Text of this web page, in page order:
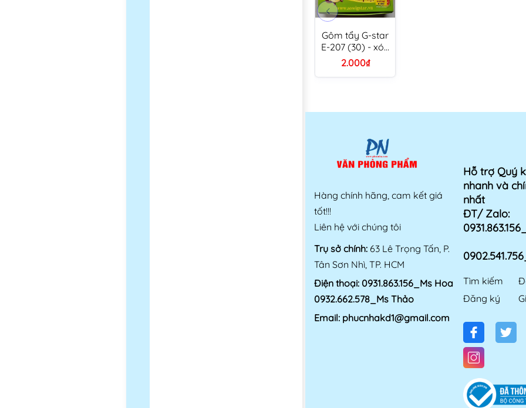
Gôm tẩy G-star
E-207 (30) - xóa
bút chì gstar
E207
2.000₫
Hàng chính hãng, cam kết giá
tốt!!!
Liên hệ với chúng tôi
Trụ sở chính: 63 Lê Trọng Tấn, P.
Tân Sơn Nhì, TP. HCM
Điện thoại: 0931.863.156_Ms Hoa
0932.662.578_Ms Thảo
Email: phucnhakd1@gmail.com
Hỗ trợ Quý
nhanh và
nhất
ĐT/ Zalo:
Tìm kiếm
Đăng ký